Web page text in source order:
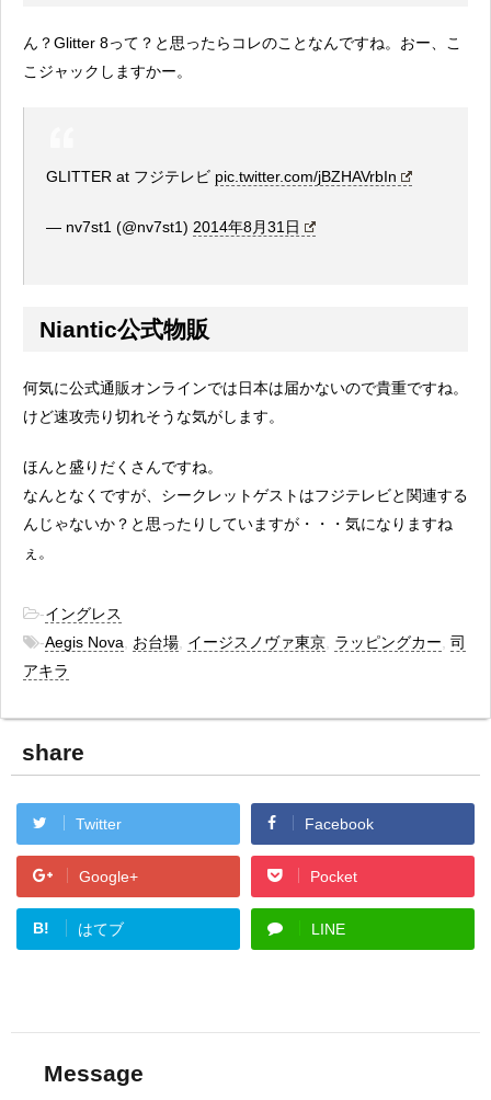
ん？Glitter 8って？と思ったらコレのことなんですね。おー、こ
こジャックしますかー。
GLITTER at フジテレビ pic.twitter.com/jBZHAVrbIn
— nv7st1 (@nv7st1) 2014年8月31日
Niantic公式物販
何気に公式通販オンラインでは日本は届かないので貴重ですね。
けど速攻売り切れそうな気がします。
ほんと盛りだくさんですね。
なんとなくですが、シークレットゲストはフジテレビと関連する
んじゃないか？と思ったりしていますが・・・気になりますね
ぇ。
-イングレス
-Aegis Nova, お台場, イージスノヴァ東京, ラッピングカー, 司
アキラ
share
Twitter Facebook
Google+ Pocket
B! はてブ LINE
Message